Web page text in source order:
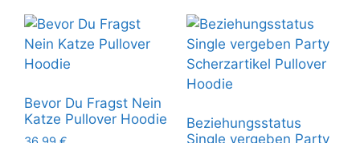
Bevor Du Fragst Nein
Katze Pullover Hoodie
Beziehungsstatus
Single vergeben Party